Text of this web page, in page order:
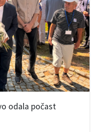
odala počast